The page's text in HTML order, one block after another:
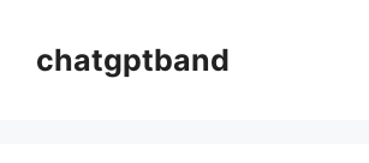
chatgptband